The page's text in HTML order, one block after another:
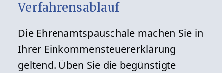
Verfahrensablauf
Die Ehrenamtspauschale machen Sie in
Ihrer Einkommensteuererklärung
geltend. Üben Sie die begünstigte